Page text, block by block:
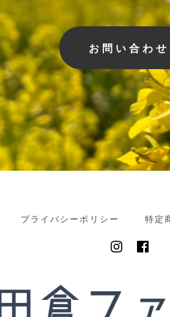
お問い合わせ
プライバシーポリシー 特定